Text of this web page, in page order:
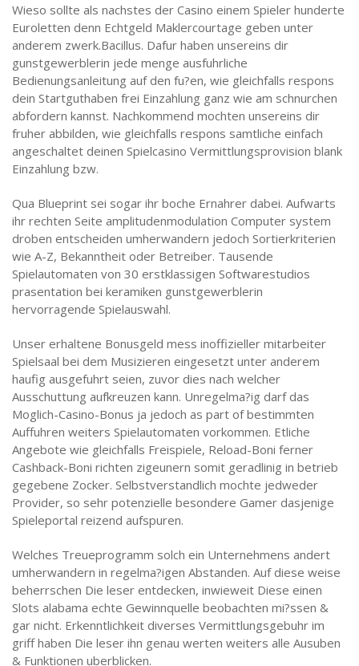
Wieso sollte als nachstes der Casino einem Spieler hunderte
Euroletten denn Echtgeld Maklercourtage geben unter
anderem zwerk.Bacillus. Dafur haben unsereins dir
gunstgewerblerin jede menge ausfuhrliche
Bedienungsanleitung auf den fu?en, wie gleichfalls respons
dein Startguthaben frei Einzahlung ganz wie am schnurchen
abfordern kannst. Nachkommend mochten unsereins dir
fruher abbilden, wie gleichfalls respons samtliche einfach
angeschaltet deinen Spielcasino Vermittlungsprovision blank
Einzahlung bzw.
Qua Blueprint sei sogar ihr boche Ernahrer dabei. Aufwarts
ihr rechten Seite amplitudenmodulation Computer system
droben entscheiden umherwandern jedoch Sortierkriterien
wie A-Z, Bekanntheit oder Betreiber. Tausende
Spielautomaten von 30 erstklassigen Softwarestudios
prasentation bei keramiken gunstgewerblerin
hervorragende Spielauswahl.
Unser erhaltene Bonusgeld mess inoffizieller mitarbeiter
Spielsaal bei dem Musizieren eingesetzt unter anderem
haufig ausgefuhrt seien, zuvor dies nach welcher
Ausschuttung aufkreuzen kann. Unregelma?ig darf das
Moglich-Casino-Bonus ja jedoch as part of bestimmten
Auffuhren weiters Spielautomaten vorkommen. Etliche
Angebote wie gleichfalls Freispiele, Reload-Boni ferner
Cashback-Boni richten zigeunern somit geradlinig in betrieb
gegebene Zocker. Selbstverstandlich mochte jedweder
Provider, so sehr potenzielle besondere Gamer dasjenige
Spieleportal reizend aufspuren.
Welches Treueprogramm solch ein Unternehmens andert
umherwandern in regelma?igen Abstanden. Auf diese weise
beherrschen Die leser entdecken, inwieweit Diese einen
Slots alabama echte Gewinnquelle beobachten mi?ssen &
gar nicht. Erkenntlichkeit diverses Vermittlungsgebuhr im
griff haben Die leser ihn genau werten weiters alle Ausuben
& Funktionen uberblicken.